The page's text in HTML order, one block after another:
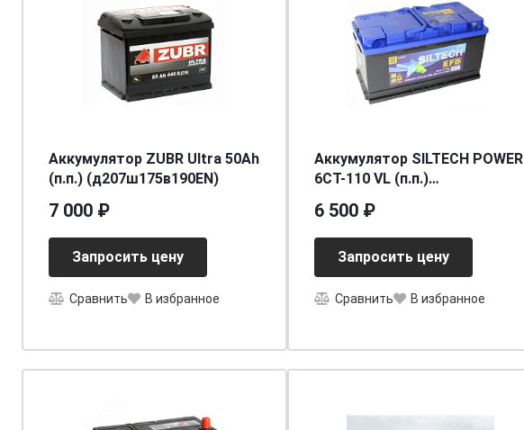
Аккумулятор ZUBR Ultra 50Ah
(п.п.) (д207ш175в190EN)
7 000 ₽
Запросить цену
Сравнить В избранное
Аккумулятор SILTECH POWER
6СТ-110 VL (п.п.)
6 500 ₽
Запросить цену
Сравнить В избранное